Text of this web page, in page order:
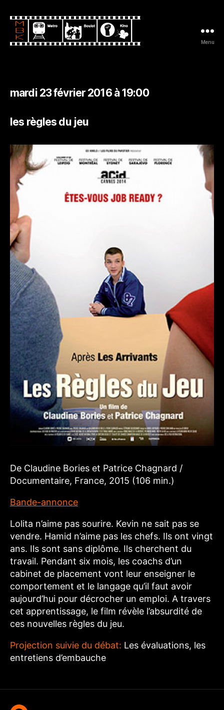
Menu
mardi 23 février 2016 à 19:00
les règles du jeu
De Claudine Bories et Patrice Chagnard /
Documentaire, France, 2015 (106 min.)
Bande-annonce
Lolita n’aime pas sourire. Kevin ne sait pas se
vendre. Hamid n’aime pas les chefs. Ils ont vingt
ans. Ils sont sans diplôme. Ils cherchent du
travail. Pendant six mois, les coachs d’un
cabinet de placement vont leur enseigner le
comportement et le langage qu’il faut avoir
aujourd’hui pour décrocher un emploi. A travers
cet apprentissage, le film révèle l’absurdité de
ces nouvelles règles du jeu.
Projection suivie du débat: Les évaluations, les
entretiens d’embauche